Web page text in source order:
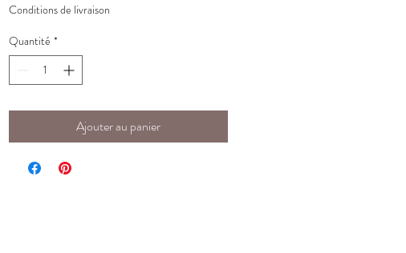
Conditions de livraison
Quantité *
Ajouter au panier